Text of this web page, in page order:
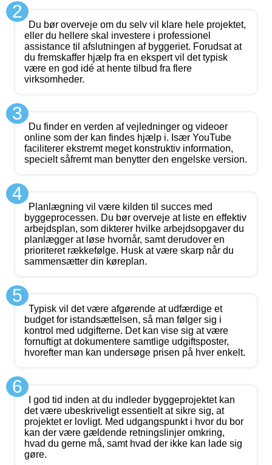
2
Du bør overveje om du selv vil klare hele projektet,
eller du hellere skal investere i professionel
assistance til afslutningen af byggeriet. Forudsat at
du fremskaffer hjælp fra en ekspert vil det typisk
være en god idé at hente tilbud fra flere
virksomheder.
3
Du finder en verden af vejledninger og videoer
online som der kan findes hjælp i. Især YouTube
faciliterer ekstremt meget konstruktiv information,
specielt såfremt man benytter den engelske version.
4
Planlægning vil være kilden til succes med
byggeprocessen. Du bør overveje at liste en effektiv
arbejdsplan, som dikterer hvilke arbejdsopgaver du
planlægger at løse hvornår, samt derudover en
prioriteret rækkefølge. Husk at være skarp når du
sammensætter din køreplan.
5
Typisk vil det være afgørende at udfærdige et
budget for istandsættelsen, så man følger sig i
kontrol med udgifterne. Det kan vise sig at være
fornuftigt at dokumentere samtlige udgiftsposter,
hvorefter man kan undersøge prisen på hver enkelt.
6
I god tid inden at du indleder byggeprojektet kan
det være ubeskriveligt essentielt at sikre sig, at
projektet er lovligt. Med udgangspunkt i hvor du bor
kan der være gældende retningslinjer omkring,
hvad du gerne må, samt hvad der ikke kan lade sig
gøre.